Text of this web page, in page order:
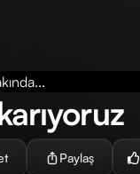
Paylaş